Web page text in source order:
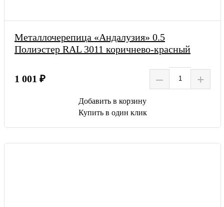
Металлочерепица «Андалузия» 0.5
Полиэстер RAL 3011 коричнево-красный
1 001 ₽ – +
Добавить в корзину
Купить в один клик